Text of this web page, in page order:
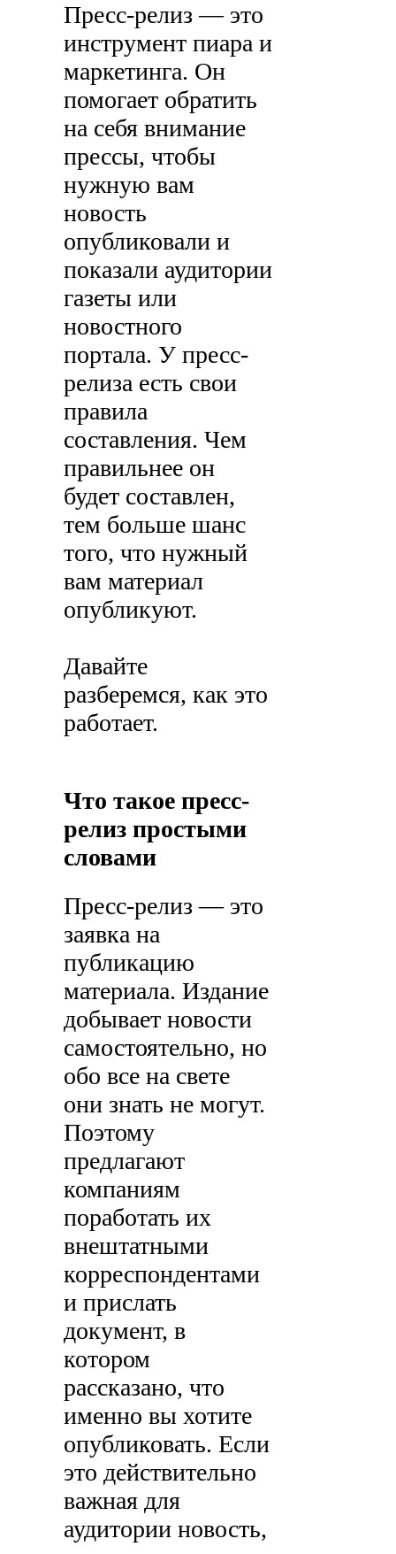
Пресс-релиз — это
инструмент пиара и
маркетинга. Он
помогает обратить
на себя внимание
прессы, чтобы
нужную вам
новость
опубликовали и
показали аудитории
газеты или
новостного
портала. У пресс-
релиза есть свои
правила
составления. Чем
правильнее он
будет составлен,
тем больше шанс
того, что нужный
вам материал
опубликуют.
Давайте
разберемся, как это
работает.
Что такое пресс-
релиз простыми
словами
Пресс-релиз — это
заявка на
публикацию
материала. Издание
добывает новости
самостоятельно, но
обо все на свете
они знать не могут.
Поэтому
предлагают
компаниям
поработать их
внештатными
корреспондентами
и прислать
документ, в
котором
рассказано, что
именно вы хотите
опубликовать. Если
это действительно
важная для
аудитории новость,